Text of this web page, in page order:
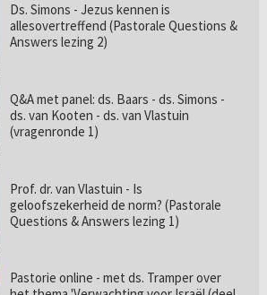
Ds. Simons - Jezus kennen is
allesovertreffend (Pastorale Questions &
Answers lezing 2)
Q&A met panel: ds. Baars - ds. Simons -
ds. van Kooten - ds. van Vlastuin
(vragenronde 1)
Prof. dr. van Vlastuin - Is
geloofszekerheid de norm? (Pastorale
Questions & Answers lezing 1)
Pastorie online - met ds. Tramper over